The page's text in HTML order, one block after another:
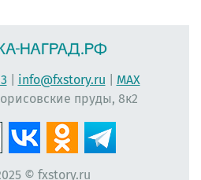
info@fxstory.ru
MAX
пруды, 8к2
© fxstory.ru